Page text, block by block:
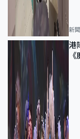
新
港